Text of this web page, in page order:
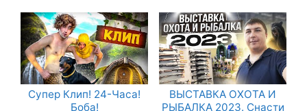
Супер Клип! 24-Часа!
Боба!
ВЫСТАВКА ОХОТА И
РЫБАЛКА 2023. Снасти